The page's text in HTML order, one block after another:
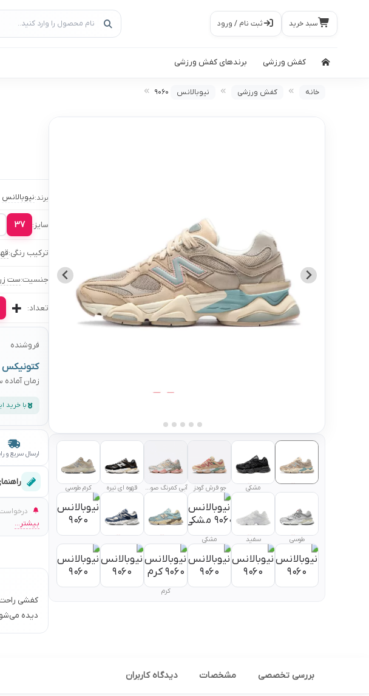
سبد خرید ثبت نام / ورود
کفش ورزشی برندهای کفش ورزشی
خانه کفش ورزشی نیوبالانس ۹۰۶۰
مشکی جو فرش گودز آبی کمرنگ صورتی قهوه ای تیره کرم طوسی
طوسی سفید مشکی
کرم
برند:نیوبالانس
سایز: 37
ترکیب رنگی:
جنسیت:ست
تعداد:
بیشتر...
فروشنده
کتونیکس
زمان
با خرید
ارسال سریع و
کفشی راحت
دیده
بررسی تخصصی مشخصات دیدگاه کاربران